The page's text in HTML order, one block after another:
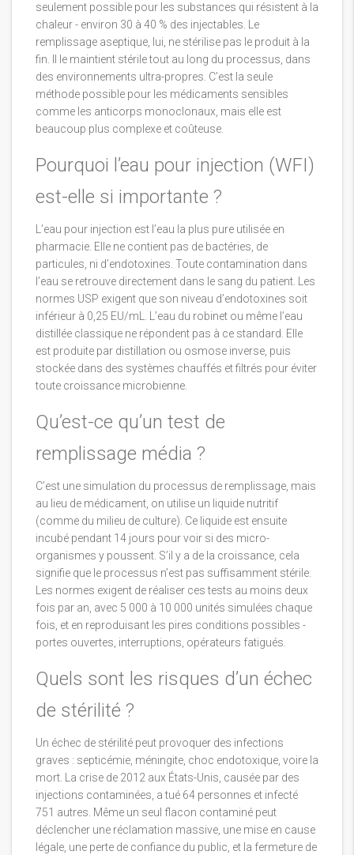
seulement possible pour les substances qui résistent à la
chaleur - environ 30 à 40 % des injectables. Le
remplissage aseptique, lui, ne stérilise pas le produit à la
fin. Il le maintient stérile tout au long du processus, dans
des environnements ultra-propres. C’est la seule
méthode possible pour les médicaments sensibles
comme les anticorps monoclonaux, mais elle est
beaucoup plus complexe et coûteuse.
Pourquoi l’eau pour injection (WFI)
est-elle si importante ?
L’eau pour injection est l’eau la plus pure utilisée en
pharmacie. Elle ne contient pas de bactéries, de
particules, ni d’endotoxines. Toute contamination dans
l’eau se retrouve directement dans le sang du patient. Les
normes USP exigent que son niveau d’endotoxines soit
inférieur à 0,25 EU/mL. L’eau du robinet ou même l’eau
distillée classique ne répondent pas à ce standard. Elle
est produite par distillation ou osmose inverse, puis
stockée dans des systèmes chauffés et filtrés pour éviter
toute croissance microbienne.
Qu’est-ce qu’un test de
remplissage média ?
C’est une simulation du processus de remplissage, mais
au lieu de médicament, on utilise un liquide nutritif
(comme du milieu de culture). Ce liquide est ensuite
incubé pendant 14 jours pour voir si des micro-
organismes y poussent. S’il y a de la croissance, cela
signifie que le processus n’est pas suffisamment stérile.
Les normes exigent de réaliser ces tests au moins deux
fois par an, avec 5 000 à 10 000 unités simulées chaque
fois, et en reproduisant les pires conditions possibles -
portes ouvertes, interruptions, opérateurs fatigués.
Quels sont les risques d’un échec
de stérilité ?
Un échec de stérilité peut provoquer des infections
graves : septicémie, méningite, choc endotoxique, voire la
mort. La crise de 2012 aux États-Unis, causée par des
injections contaminées, a tué 64 personnes et infecté
751 autres. Même un seul flacon contaminé peut
déclencher une réclamation massive, une mise en cause
légale, une perte de confiance du public, et la fermeture de